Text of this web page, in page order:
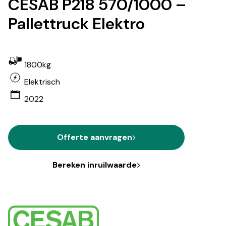
CESAB P218 570/1000 –
Pallettruck Elektro
1800kg
Elektrisch
2022
Offerte aanvragen
Bereken inruilwaarde